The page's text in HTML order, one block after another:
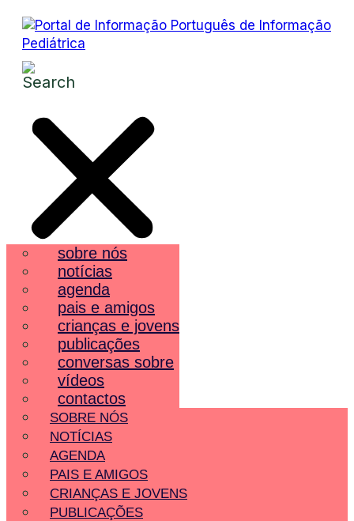
sobre nós
notícias
agenda
pais e amigos
crianças e jovens
publicações
conversas sobre
vídeos
contactos
SOBRE NÓS
NOTÍCIAS
AGENDA
PAIS E AMIGOS
CRIANÇAS E JOVENS
PUBLICAÇÕES